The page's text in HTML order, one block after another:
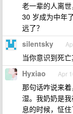
老一辈的人离
30 岁成为中年
远了？
silentsky
当你意识到死
Hyxiao Apr
那句话咋说来
湿。我奶奶是
息的时候，怔